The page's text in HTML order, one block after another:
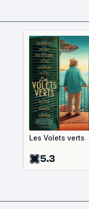
Les Volets verts
5.3